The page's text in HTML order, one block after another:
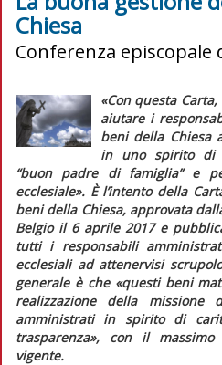
Chiesa
Conferenza episcopale
«Con questa Carta,
aiutare i
beni della Chiesa
in uno spirito di
“buon padre di famiglia” e
ecclesiale». È l’intento della
beni della Chiesa, approvata
Belgio il 6 aprile 2017 e
tutti i responsabili
ecclesiali ad attenervisi
generale è che «questi beni
realizzazione della missione
amministrati in spirito di
trasparenza», con il massimo
vigente.